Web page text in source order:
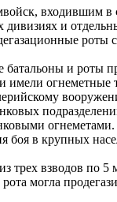
входившим в
дивизиях и
и роты
имели огнеметные
боя в крупных
трех взводов по
могла